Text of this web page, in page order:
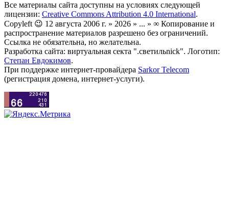
Все материалы сайта доступны на условиях следующей
лицензии: Creative Commons Attribution 4.0 International.
Copyleft 😉 12 августа 2006 г. » 2026 » ... » ∞ Копирование и
распространение материалов разрешено без ограничений.
Ссылка не обязательна, но желательна.
Разработка сайта: виртуальная секта ".светильnick". Логотип:
Степан Евдокимов.
При поддержке интернет-провайдера Sarkor Telecom
(регистрация домена, интернет-услуги).